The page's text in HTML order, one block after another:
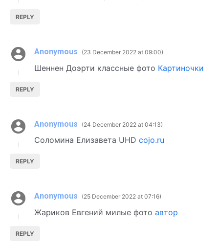
REPLY
Anonymous 23 December 2022 at 09:00
Шеннен Доэрти классные фото Картиночки
REPLY
Anonymous 24 December 2022 at 04:13
Соломина Елизавета UHD cojo.ru
REPLY
Anonymous 25 December 2022 at 07:16
Жариков Евгений милые фото автор
REPLY